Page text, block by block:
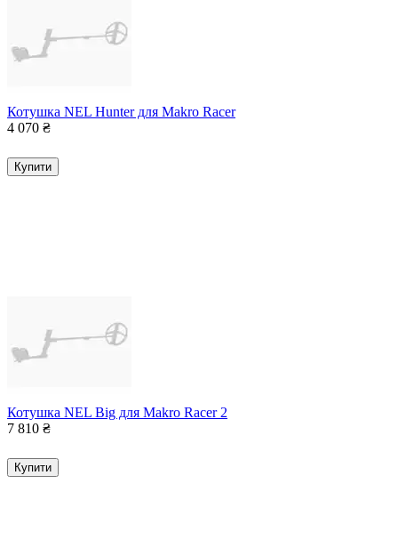
Котушка NEL Hunter для Makro Racer
4 070 ₴
Купити
Котушка NEL Big для Makro Racer 2
7 810 ₴
Купити